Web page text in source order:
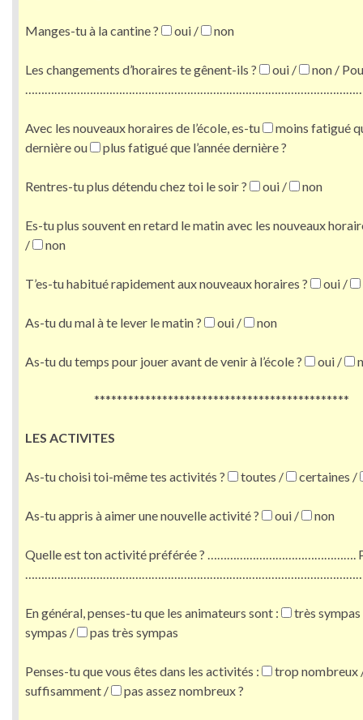
Manges-tu à la cantine ? oui / non
Les changements d’horaires te gênent-ils ? oui /
non /
Avec les nouveaux horaires de l’école, es-tu
moins fatigué
dernière ou
plus fatigué que l’année dernière ?
Rentres-tu plus détendu chez toi le soir ? oui / non
Es-tu plus souvent en retard le matin avec les nouveaux
/
non
T’es-tu habitué rapidement aux nouveaux horaires ? oui /
As-tu du mal à te lever le matin ? oui / non
As-tu du temps pour jouer avant de venir à l’école ? oui /
*********************************************
LES ACTIVITES
As-tu choisi toi-même tes activités ? toutes / certaines /
As-tu appris à aimer une nouvelle activité ? oui / non
Quelle est ton activité préférée ? ……………………………………….
En général, penses-tu que les animateurs sont :
très
sympas /
pas très sympas
Penses-tu que vous êtes dans les activités :
trop nombreux
suffisamment /
pas assez nombreux ?